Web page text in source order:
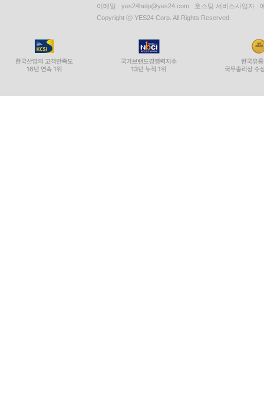
이메일 : yes24help@yes24.com 호스팅 서비스사업자 :
Copyright ⓒ YES24 Corp. All Rights Reserved.